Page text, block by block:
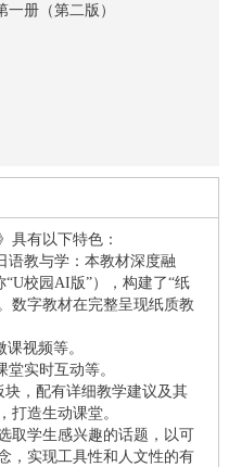
一册（第二版）
具有以下特色：
语教与学：本教材深度融
校园AI版”），构建了“纸
数字教材在完整呈现纸质教
视频等。
实时互动等。
块，配有详细教学建议及其
打造生动课堂。
取学生感兴趣的话题，以可
，实现工具性和人文性的有